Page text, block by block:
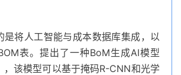
是将人工智能与成本数据库集成，以
表。提出了一种BoM生成AI模型
，该模型可以基于掩码R-CNN和光学